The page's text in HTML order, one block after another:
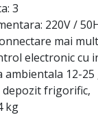
3
220V /
mai
electronic cu
12-25
depozit frigorific,
kg